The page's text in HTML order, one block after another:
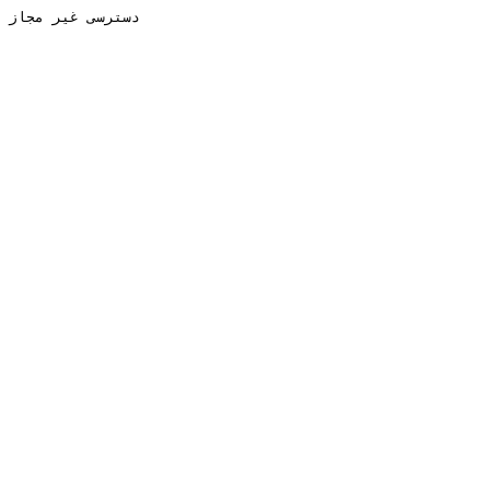
دسترسی غیر مجاز